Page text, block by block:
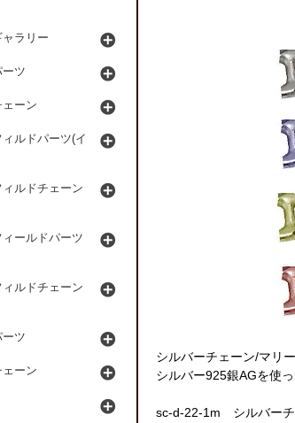
シルバーチェーン/マリ
シルバー925銀AGを使
sc-d-22-1m シルバー
ラリー
ーツ
ーン
ルドパーツ(イ
ルドチェーン
ールドパーツ
ルドチェーン
ーツ
ーン